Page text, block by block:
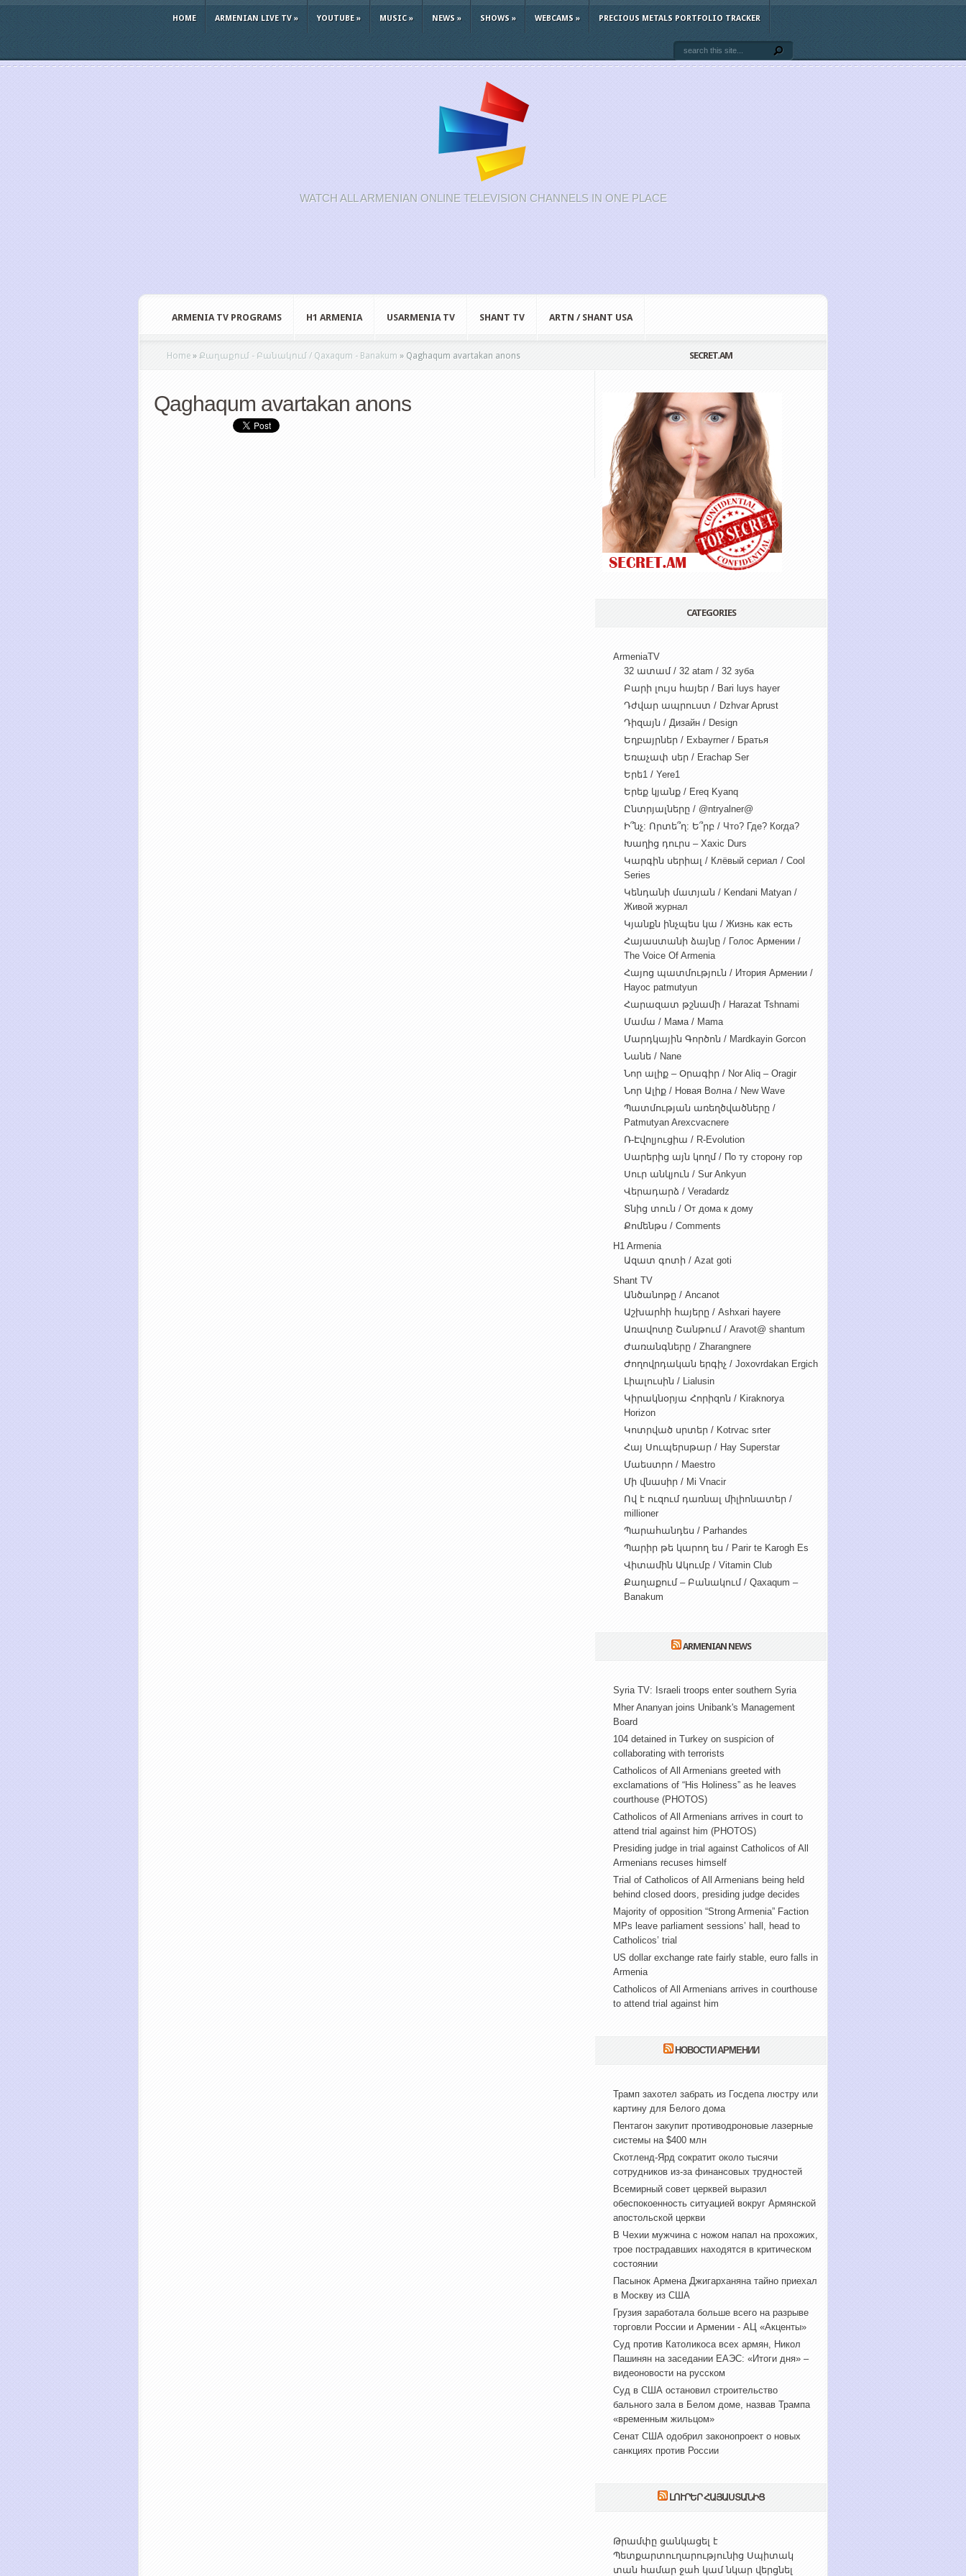
HOME ARMENIAN LIVE TV» YOUTUBE» MUSIC» NEWS » SHOWS » WEBCAMS » PRECIOUS METALS PORTFOLIO TRACKER
WATCH ALL ARMENIAN ONLINE TELEVISION CHANNELS IN ONE PLACE
ARMENIA TV PROGRAMS H1 ARMENIA USARMENIA TV SHANT TV ARTN / SHANT USA
Home » Քաղաքում - Բանակում / Qaxaqum - Banakum » Qaghaqum avartakan anons
Qaghaqum avartakan anons
SECRET.AM
CATEGORIES
ArmeniaTV
32 ատամ / 32 atam / 32 зуба
Բարի լույս հայեր / Bari luys hayer
Դժվար ապրուստ / Dzhvar Aprust
Դիզայն / Дизайн / Design
Եղբայրներ / Exbayrner / Братья
Եռաչափ սեր / Erachap Ser
Երե1 / Yere1
Երեք կյանք / Ereq Kyanq
Ընտրյալները / @ntryalner@
Ի՞նչ: Որտե՞ղ: Ե՞րբ / Что? Где? Когда?
Խաղից դուրս – Xaxic Durs
Կարգին սերիալ / Клёвый сериал / Cool
Series
Կենդանի մատյան / Kendani Matyan /
Живой журнал
Կյանքն ինչպես կա / Жизнь как есть
Հայաստանի ձայնը / Голос Армении /
The Voice Of Armenia
Հայոց պատմություն / Итория Армении /
Hayoc patmutyun
Հարազատ թշնամի / Harazat Tshnami
Մամա / Мама / Mama
Մարդկային Գործոն / Mardkayin Gorcon
Նանե / Nane
Նոր ալիք – Օրագիր / Nor Aliq – Oragir
Նոր Ալիք / Новая Волна / New Wave
Պատմության առեղծվածները /
Patmutyan Arexcvacnere
Ռ-Էվոլյուցիա / R-Evolution
Սարերից այն կողմ / По ту сторону гор
Սուր անկյուն / Sur Ankyun
Վերադարձ / Veradardz
Տնից տուն / От дома к дому
Քոմենթս / Comments
H1 Armenia
Ազատ գոտի / Azat goti
Shant TV
Անծանոթը / Ancanot
Աշխարհի հայերը / Ashxari hayere
Առավոտը Շանթում / Aravot@ shantum
Ժառանգները / Zharangnere
Ժողովրդական երգիչ / Joxovrdakan Ergich
Լիալուսին / Lialusin
Կիրակնօրյա Հորիզոն / Kiraknorya
Horizon
Կոտրված սրտեր / Kotrvac srter
Հայ Սուպերսթար / Hay Superstar
Մաեստրո / Maestro
Մի վնասիր / Mi Vnacir
Ով է ուզում դառնալ միլիոնատեր /
millioner
Պարահանդես / Parhandes
Պարիր թե կարող ես / Parir te Karogh Es
Վիտամին Ակումբ / Vitamin Club
Քաղաքում – Բանակում / Qaxaqum –
Banakum
ARMENIAN NEWS
Syria TV: Israeli troops enter southern Syria
Mher Ananyan joins Unibank's Management
Board
104 detained in Turkey on suspicion of
collaborating with terrorists
Catholicos of All Armenians greeted with
exclamations of “His Holiness” as he leaves
courthouse (PHOTOS)
Catholicos of All Armenians arrives in court to
attend trial against him (PHOTOS)
Presiding judge in trial against Catholicos of All
Armenians recuses himself
Trial of Catholicos of All Armenians being held
behind closed doors, presiding judge decides
Majority of opposition “Strong Armenia” Faction
MPs leave parliament sessions’ hall, head to
Catholicos’ trial
US dollar exchange rate fairly stable, euro falls in
Armenia
Catholicos of All Armenians arrives in courthouse
to attend trial against him
НОВОСТИ АРМЕНИИ
Трамп захотел забрать из Госдепа люстру или
картину для Белого дома
Пентагон закупит противодроновые лазерные
системы на $400 млн
Скотленд-Ярд сократит около тысячи
сотрудников из-за финансовых трудностей
Всемирный совет церквей выразил
обеспокоенность ситуацией вокруг Армянской
апостольской церкви
В Чехии мужчина с ножом напал на прохожих,
трое пострадавших находятся в критическом
состоянии
Пасынок Армена Джигарханяна тайно приехал
в Москву из США
Грузия заработала больше всего на разрыве
торговли России и Армении - АЦ «Акценты»
Суд против Католикоса всех армян, Никол
Пашинян на заседании ЕАЭС: «Итоги дня» –
видеоновости на русском
Суд в США остановил строительство
бального зала в Белом доме, назвав Трампа
«временным жильцом»
Сенат США одобрил законопроект о новых
санкциях против России
ԼՈՒՐԵՐ ՀԱՅԱՍՏԱՆԻՑ
Թրամփը ցանկացել է
Պետքարտուղարությունից Սպիտակ
տան համար ջահ կամ նկար վերցնել